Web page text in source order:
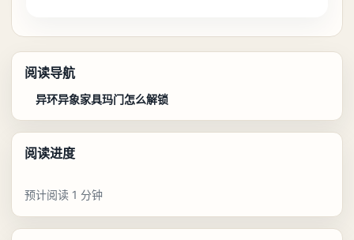
阅读导航
异环异象家具玛门怎么解锁
阅读进度
预计阅读 1 分钟